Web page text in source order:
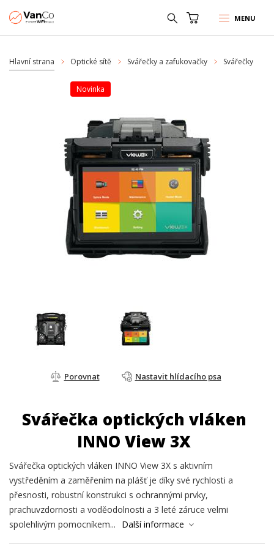
MENU
Hlavní strana Optické sítě Svářečky a zafukovačky Svářečky
Novinka
Porovnat Nastavit hlídacího psa
Svářečka optických vláken
INNO View 3X
Svářečka optických vláken INNO View 3X s aktivním
vystředěním a zaměřením na plášť je díky své rychlosti a
přesnosti, robustní konstrukci s ochrannými prvky,
prachuvzdornosti a voděodolnosti a 3 leté záruce velmi
spolehlivým pomocníkem...
Další informace